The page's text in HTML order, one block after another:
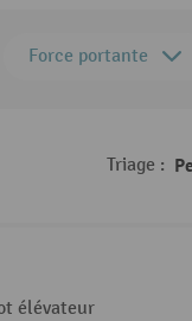
Force portante
Triage :
élévateur